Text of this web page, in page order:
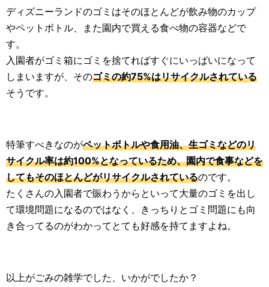
ディズニーランドのゴミはそのほとんどが飲み物のカップ
やペットボトル、また園内で買える食べ物の容器などで
す。
入園者がゴミ箱にゴミを捨てればすぐにいっぱいになって
しまいますが、そのゴミの約75%はリサイクルされている
そうです。
特筆すべきなのがペットボトルや食用油、生ゴミなどのリ
サイクル率は約100%となっているため、園内で食事などを
してもそのほとんどがリサイクルされているのです。
たくさんの入園者で賑わうからといって大量のゴミを出し
て環境問題になるのではなく、きっちりとゴミ問題にも向
き合ってるのがわかってとても好感を持てますよね。
以上がごみの雑学でした、いかがでしたか？